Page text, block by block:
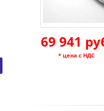
69 941
* цена с НДС